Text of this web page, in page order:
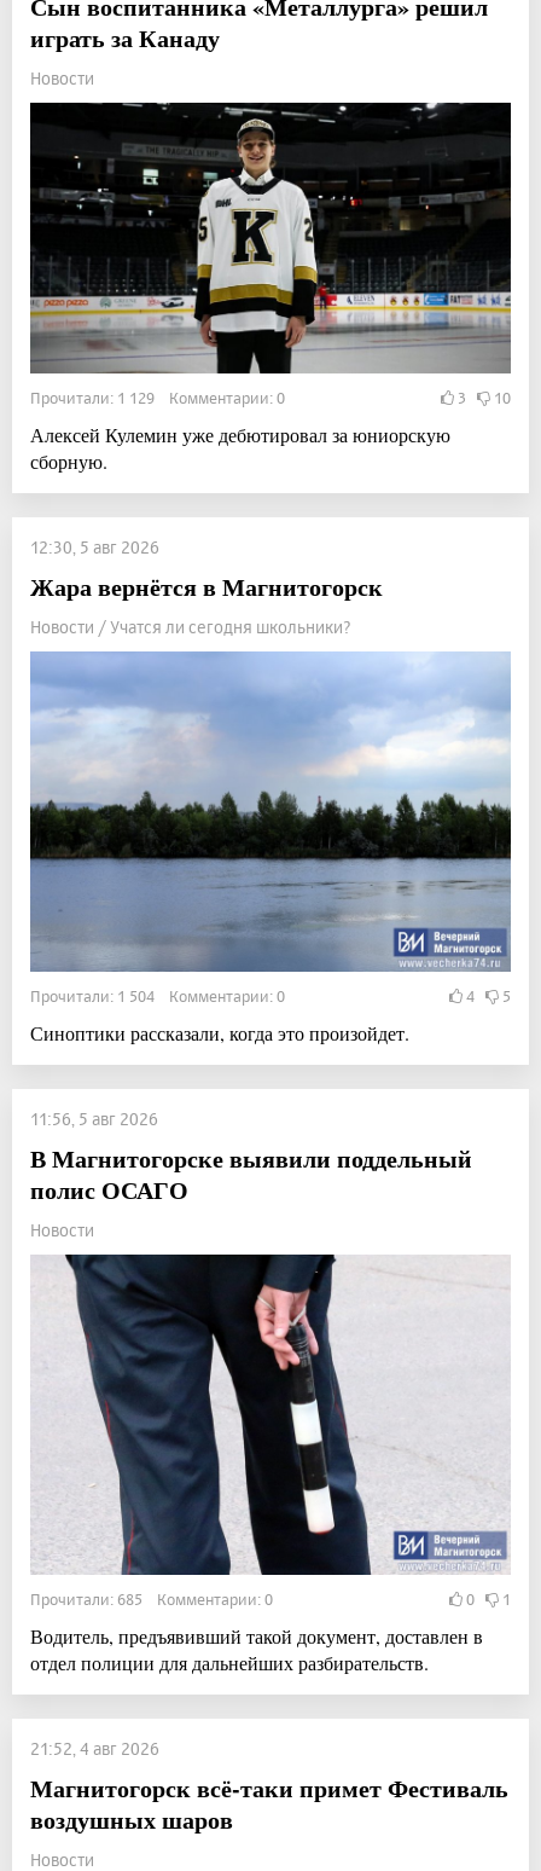
играть за Канаду
Новости
Прочитали: 1 129 Комментарии: 0 3 10
Алексей Кулемин уже дебютировал за юниорскую
сборную.
12:30, 5 авг 2026
Жара вернётся в Магнитогорск
Новости / Учатся ли сегодня школьники?
Прочитали: 1 504 Комментарии: 0 4 5
Синоптики рассказали, когда это произойдет.
11:56, 5 авг 2026
В Магнитогорске выявили поддельный
полис ОСАГО
Новости
Прочитали: 685 Комментарии: 0 0 1
Водитель, предъявивший такой документ, доставлен в
отдел полиции для дальнейших разбирательств.
21:52, 4 авг 2026
Магнитогорск всё-таки примет Фестиваль
воздушных шаров
Новости